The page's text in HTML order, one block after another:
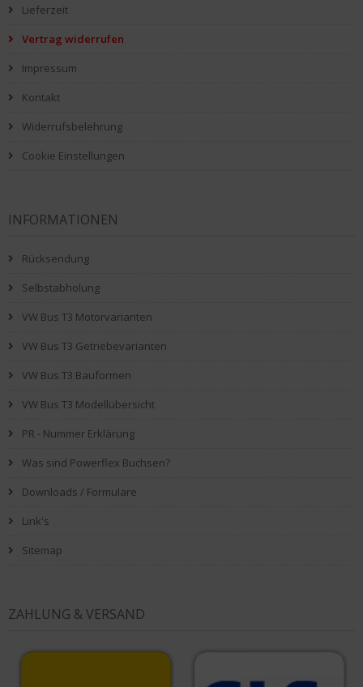
Lieferzeit
Vertrag widerrufen
Impressum
Kontakt
Widerrufsbelehrung
Cookie Einstellungen
INFORMATIONEN
Rücksendung
Selbstabholung
VW Bus T3 Motorvarianten
VW Bus T3 Getriebevarianten
VW Bus T3 Bauformen
VW Bus T3 Modellübersicht
PR - Nummer Erklärung
Was sind Powerflex Buchsen?
Downloads / Formulare
Link's
Sitemap
ZAHLUNG & VERSAND